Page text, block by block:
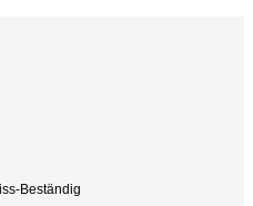
Beständig